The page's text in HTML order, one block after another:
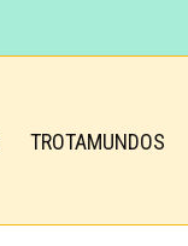
TROTAMUNDOS